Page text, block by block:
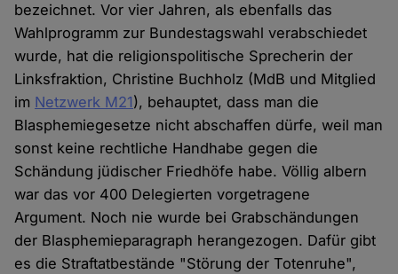
bezeichnet. Vor vier Jahren, als ebenfalls das
Wahlprogramm zur Bundestagswahl verabschiedet
wurde, hat die religionspolitische Sprecherin der
Linksfraktion, Christine Buchholz (MdB und Mitglied
im Netzwerk M21), behauptet, dass man die
Blasphemiegesetze nicht abschaffen dürfe, weil man
sonst keine rechtliche Handhabe gegen die
Schändung jüdischer Friedhöfe habe. Völlig albern
war das vor 400 Delegierten vorgetragene
Argument. Noch nie wurde bei Grabschändungen
der Blasphemieparagraph herangezogen. Dafür gibt
es die Straftatbestände "Störung der Totenruhe",